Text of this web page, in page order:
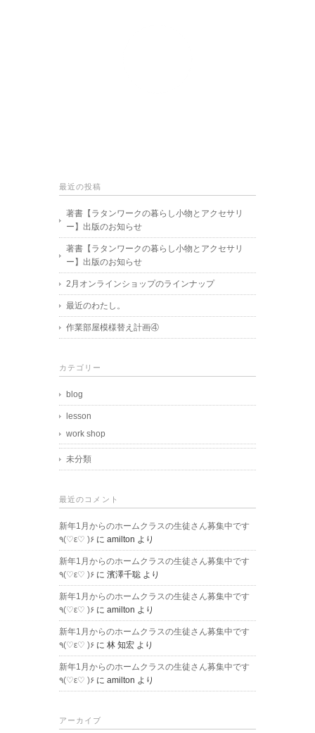
最近の投稿
著書【ラタンワークの暮らし小物とアクセサリ
ー】出版のお知らせ
著書【ラタンワークの暮らし小物とアクセサリ
ー】出版のお知らせ
2月オンラインショップのラインナップ
最近のわたし。
作業部屋模様替え計画④
カテゴリー
blog
lesson
work shop
未分類
最近のコメント
新年1月からのホームクラスの生徒さん募集中です
٩(♡ε♡ )۶ に amilton より
新年1月からのホームクラスの生徒さん募集中です
٩(♡ε♡ )۶ に 濱澤千聡 より
新年1月からのホームクラスの生徒さん募集中です
٩(♡ε♡ )۶ に amilton より
新年1月からのホームクラスの生徒さん募集中です
٩(♡ε♡ )۶ に 林 知宏 より
新年1月からのホームクラスの生徒さん募集中です
٩(♡ε♡ )۶ に amilton より
アーカイブ